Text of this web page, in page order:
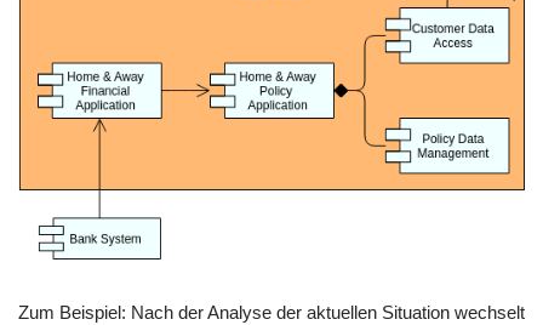
Zum Beispiel: Nach der Analyse der aktuellen Situation wechselt